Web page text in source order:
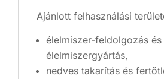
Ajánlott felhasználási
élelmiszer-feldolgozás és
élelmiszergyártás,
nedves takarítás és